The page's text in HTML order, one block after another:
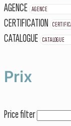
AGENCE
CERTIFICATION
CATALOGUE
Prix
Price filter